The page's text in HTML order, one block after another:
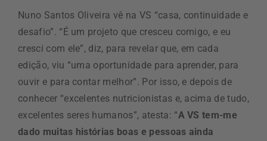
Nuno Santos Oliveira vê na VS “casa, continuidade e
desafio”. “É um projeto que cresceu comigo, e eu
cresci com ele”, diz, para revelar que, em cada
edição, viu “uma oportunidade para aprender, para
ouvir e para contar melhor”. Por isso, e depois de
conhecer “excelentes nutricionistas e, acima de tudo,
excelentes seres humanos”, atesta: “A VS tem-me
dado muitas histórias boas e pessoas ainda